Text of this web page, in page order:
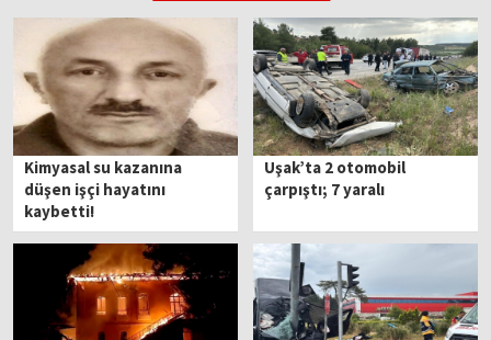
Kimyasal su kazanına
düşen işçi hayatını
kaybetti!
Uşak’ta 2 otomobil
çarpıştı; 7 yaralı